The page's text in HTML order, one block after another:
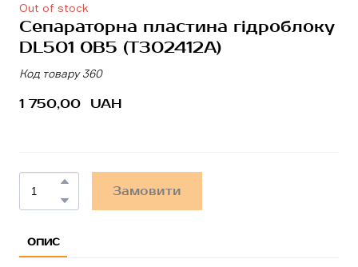
Out of stock
Сепараторна пластина гідроблоку
DL501 0B5 (T302412A)
Код товару 360
1 750,00  UAH
Замовити
ОПИС